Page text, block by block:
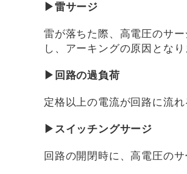
▶雷サージ
雷が落ちた際、高電圧のサ
し、アーキングの原因となり
▶回路の過負荷
定格以上の電流が回路に流
▶スイッチングサージ
回路の開閉時に、高電圧の